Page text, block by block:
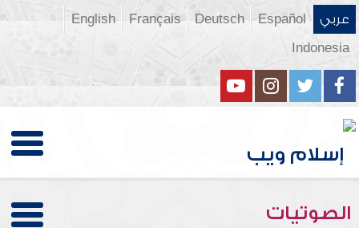
عربي Español
Deutsch
Français
English
Indonesia
الصوتيات